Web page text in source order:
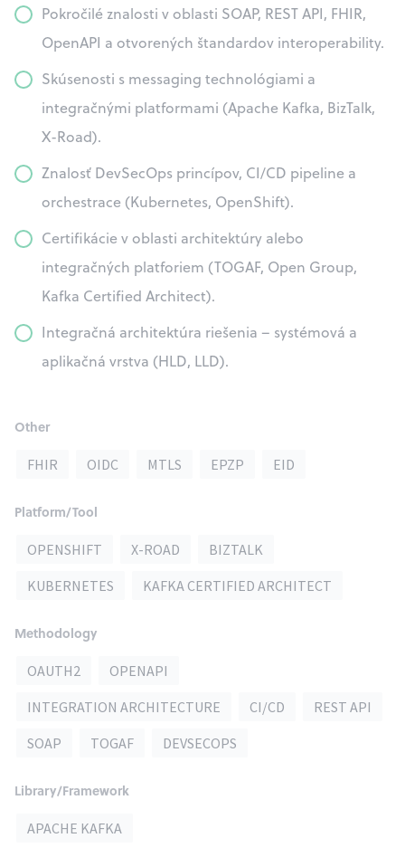
Pokročilé znalosti v oblasti SOAP, REST API, FHIR,
OpenAPI a otvorených štandardov interoperability.
Skúsenosti s messaging technológiami a
integračnými platformami (Apache Kafka, BizTalk,
X-Road).
Znalosť DevSecOps princípov, CI/CD pipeline a
orchestrace (Kubernetes, OpenShift).
Certifikácie v oblasti architektúry alebo
integračných platforiem (TOGAF, Open Group,
Kafka Certified Architect).
Integračná architektúra riešenia – systémová a
aplikačná vrstva (HLD, LLD).
Other
FHIR OIDC MTLS EPZP EID
Platform/Tool
OPENSHIFT X-ROAD
BIZTALK
KUBERNETES
KAFKA CERTIFIED ARCHITECT
Methodology
OAUTH2
OPENAPI
INTEGRATION ARCHITECTURE
CI/CD
REST API
SOAP
TOGAF DEVSECOPS
Library/Framework
APACHE KAFKA